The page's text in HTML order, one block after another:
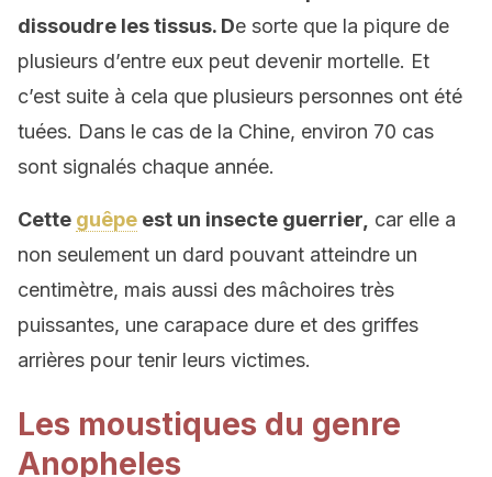
dissoudre les tissus. De sorte que la piqure de
plusieurs d’entre eux peut devenir mortelle. Et
c’est suite à cela que plusieurs personnes ont été
tuées. Dans le cas de la Chine, environ 70 cas
sont signalés chaque année.
Cette guêpe est un insecte guerrier, car elle a
non seulement un dard pouvant atteindre un
centimètre, mais aussi des mâchoires très
puissantes, une carapace dure et des griffes
arrières pour tenir leurs victimes.
Les moustiques du genre
Anopheles